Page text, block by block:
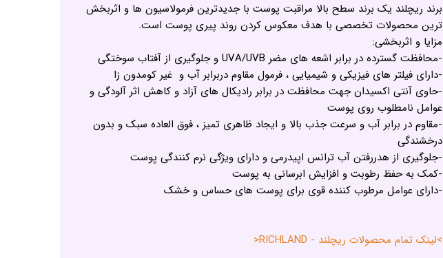
برند ریچلند یک برند سطح بالا مراقبت پوست با جدیدترین فرمولاسیون ها و اثربخش
ترین محصولات تخصصی با هدف معکوس کردن روند پیری پوست است.
مزایا و اثربخشی:
-محافظت گسترده در برابر اشعه های مضر UVA/UVB و جلوگیری از آفتاب سوختگی
-دارای فیلتر های فیزیکی و شیمیایی ، فرمول مقاوم دربرابر آب و غیر کومدون زا
-حاوی آنتی اکسیدان جهت محافظت در برابر رادیکال های آزاد و کاهش اثر آلودگی و
عوامل نامطلوب روی پوست
-مقاوم در برابر آب و سرعت جذب بالا و ایجاد ظاهری تمیز ، فوق العاده سبک و بدون
درخشندگی
-جلوگیری از هدررفتن آب ترانس اپیدرمی و دارای ویژگی نرم کنندگی پوست
-کمک به حفظ رطوبت و افزایش ابرسانی به پوست
-دارای عوامل مرطوب کننده قوی برای پوست های حساس و خشک
>لینک تمام محصولات ریچلند - RICHLAND<